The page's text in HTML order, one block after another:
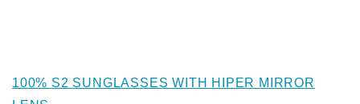
100% S2 SUNGLASSES WITH HIPER MIRROR